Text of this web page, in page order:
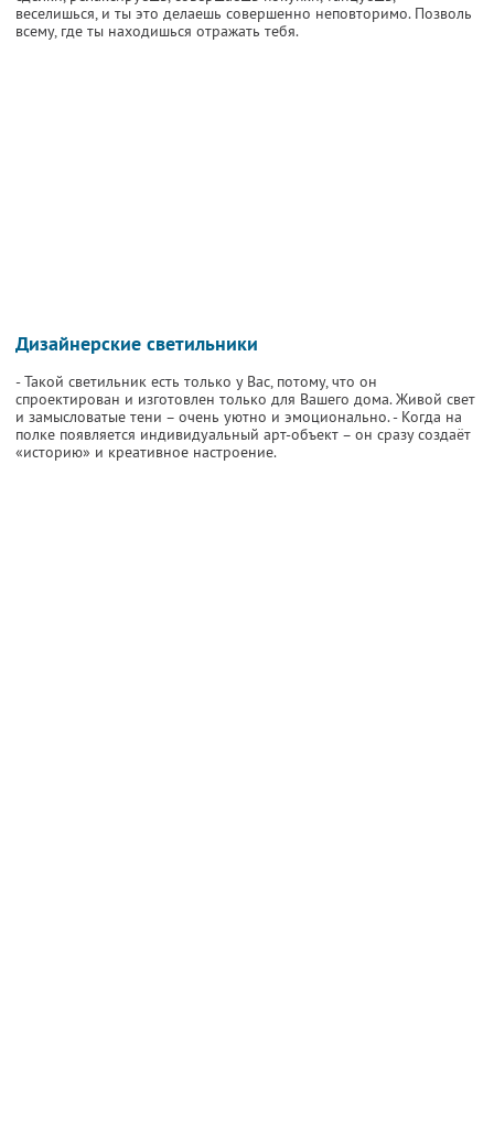
веселишься, и ты это делаешь совершенно неповторимо. Позволь
всему, где ты находишься отражать тебя.
Дизайнерские светильники
- Такой светильник есть только у Вас, потому, что он
спроектирован и изготовлен только для Вашего дома. Живой свет
и замысловатые тени – очень уютно и эмоционально. - Когда на
полке появляется индивидуальный арт-объект – он сразу создаёт
«историю» и креативное настроение.